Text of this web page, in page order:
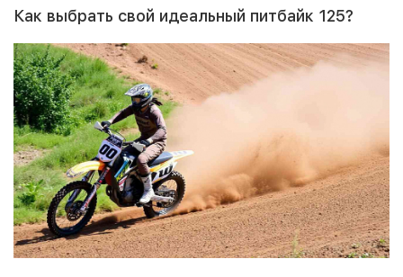
Как выбрать свой идеальный питбайк 125?